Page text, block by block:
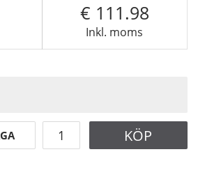
Inkl. moms
111.98
KÖP